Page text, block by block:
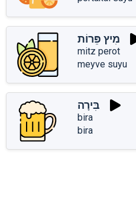
מִיץ פֵּרוֹת
mitz perot
meyve suyu
בִּירָה
bira
bira